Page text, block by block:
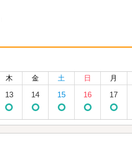
木 金 土 日 月
13 14 15 16 17